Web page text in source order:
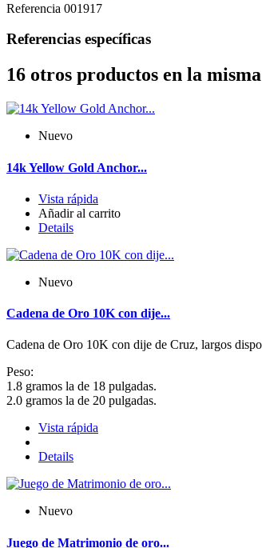
Referencia 001917
Referencias específicas
16 otros productos en la
Nuevo
14k Yellow Gold Anchor...
Vista rápida
Añadir al carrito
Details
Nuevo
Cadena de Oro 10K con dije...
Cadena de Oro 10K con dije de Cruz, largos
Peso:
1.8 gramos la de 18 pulgadas.
2.0 gramos la de 20 pulgadas.
Vista rápida
Details
Nuevo
Juego de Matrimonio de oro...